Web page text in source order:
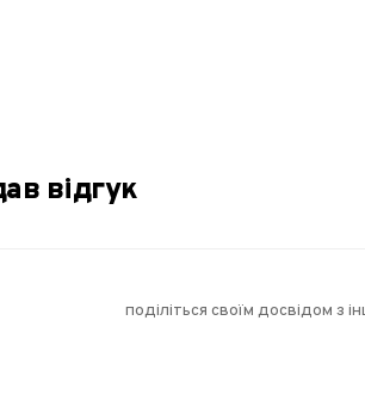
відгук
поділіться своїм досвідом з